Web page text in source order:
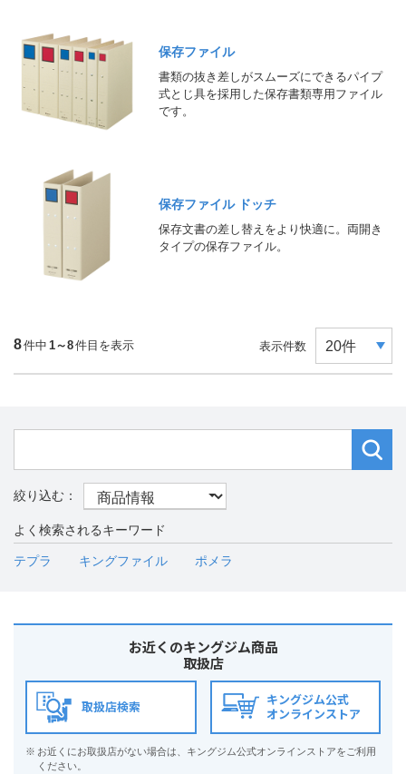
保存ファイル
書類の抜き差しがスムーズにできるパイプ
式とじ具を採用した保存書類専用ファイル
です。
保存ファイル ドッチ
保存文書の差し替えをより快適に。両開き
タイプの保存ファイル。
8件中 1～8件目を表示 表示件数
よく検索されるキーワード
テプラ キングファイル ポメラ
お近くのキングジム商品
取扱店
取扱店検索
キングジム公式
オンラインストア
※ お近くにお取扱店がない場合は、キングジム公式オンラインストアをご利用
ください。